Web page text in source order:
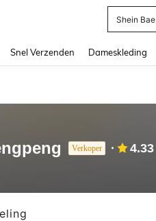
Shein Bae
Snel Verzenden Dameskleding
Verkoper 4.33